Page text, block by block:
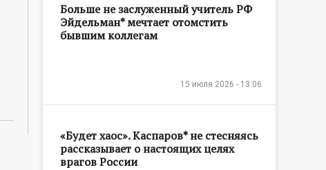
Больше не заслуженный учитель РФ
Эйдельман* мечтает отомстить
бывшим коллегам
15 июля 2026 - 13:06
«Будет хаос». Каспаров* не стесняясь
рассказывает о настоящих целях
врагов России